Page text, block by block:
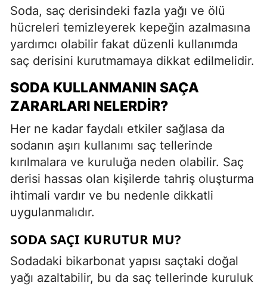
Soda, saç derisindeki fazla yağı ve ölü
hücreleri temizleyerek kepeğin azalmasına
yardımcı olabilir fakat düzenli kullanımda
saç derisini kurutmamaya dikkat edilmelidir.
SODA KULLANMANIN SAÇA
ZARARLARI NELERDIR?
Her ne kadar faydalı etkiler sağlasa da
sodanın aşırı kullanımı saç tellerinde
kırılmalara ve kuruluğa neden olabilir. Saç
derisi hassas olan kişilerde tahriş oluşturma
ihtimali vardır ve bu nedenle dikkatli
uygulanmalıdır.
SODA SAÇI KURUTUR MU?
Sodadaki bikarbonat yapısı saçtaki doğal
yağı azaltabilir, bu da saç tellerinde kuruluk